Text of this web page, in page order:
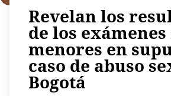
Virales
Tecnología
Economía
Estilo de vida
Contenido patrocinado
Revelan los
de los exámenes
menores en
caso de abuso
Bogotá